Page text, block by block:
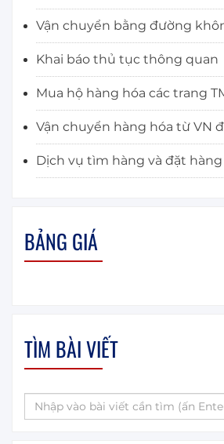
Vận chuyển bằng đường
Khai báo thủ tục thông quan
Mua hộ hàng hóa các trang
Vận chuyển hàng hóa từ VN
Dịch vụ tìm hàng và đặt hàng
BẢNG GIÁ
TÌM BÀI VIẾT